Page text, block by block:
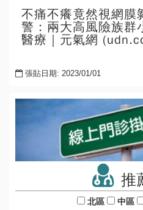
不痛不癢竟然視網膜
警：兩大高風險族群
醫療｜元氣網
張貼日期: 2023/01/01
推
北區 中區